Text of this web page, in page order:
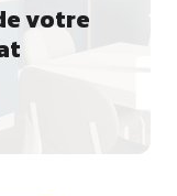
votre